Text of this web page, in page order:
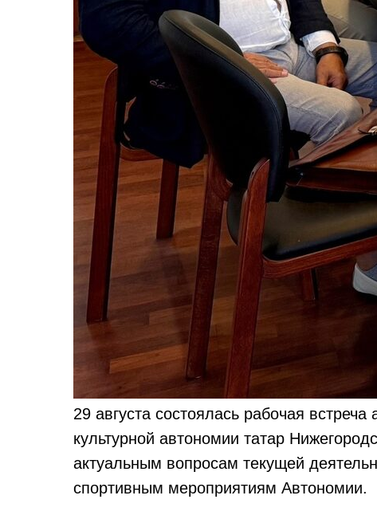
29 августа состоялась рабочая
культурной автономии татар
актуальным вопросам текущей
спортивным мероприятиям Автономии.